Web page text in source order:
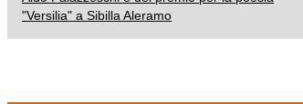
"Versilia" a Sibilla Aleramo